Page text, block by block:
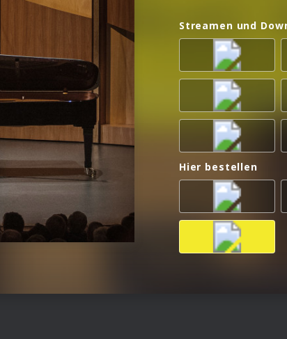
Streamen und
Hier bestellen